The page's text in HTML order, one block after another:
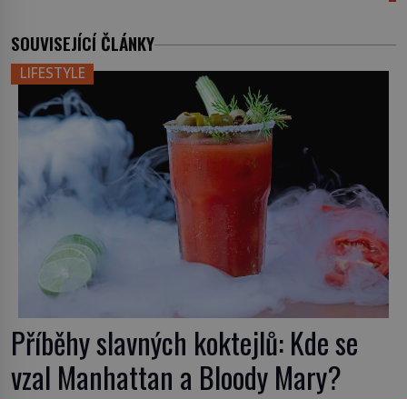
SOUVISEJÍCÍ ČLÁNKY
LIFESTYLE
Příběhy slavných koktejlů: Kde se
vzal Manhattan a Bloody Mary?